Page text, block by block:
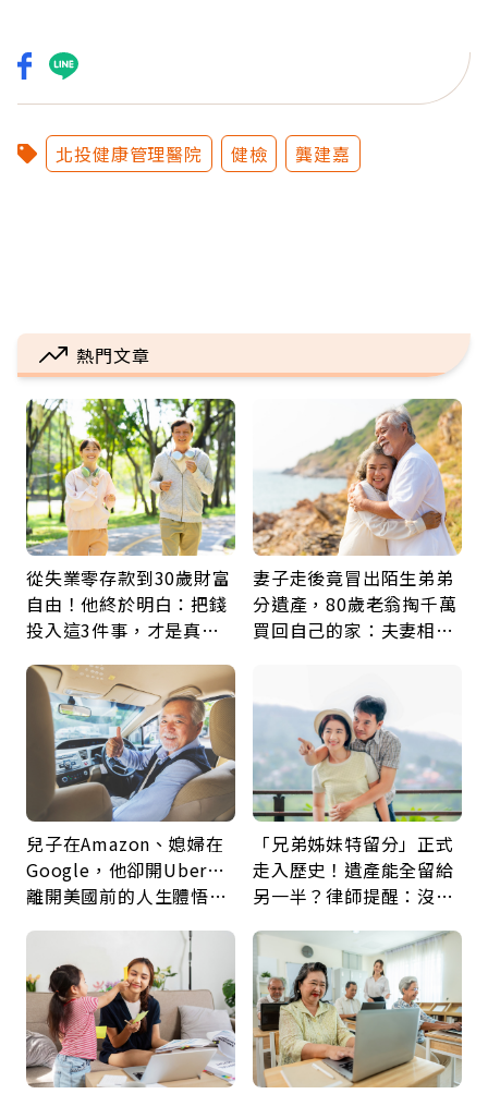
北投健康管理醫院 健檢 龔建嘉
熱門文章
從失業零存款到30歲財富
自由！他終於明白：把錢
投入這3件事，才是真正
妻子走後竟冒出陌生弟弟
分遺產，80歲老翁掏千萬
買回自己的家：夫妻相守
兒子在Amazon、媳婦在
Google，他卻開Uber…
離開美國前的人生體悟：
「兄弟姊妹特留分」正式
走入歷史！遺產能全留給
另一半？律師提醒：沒做